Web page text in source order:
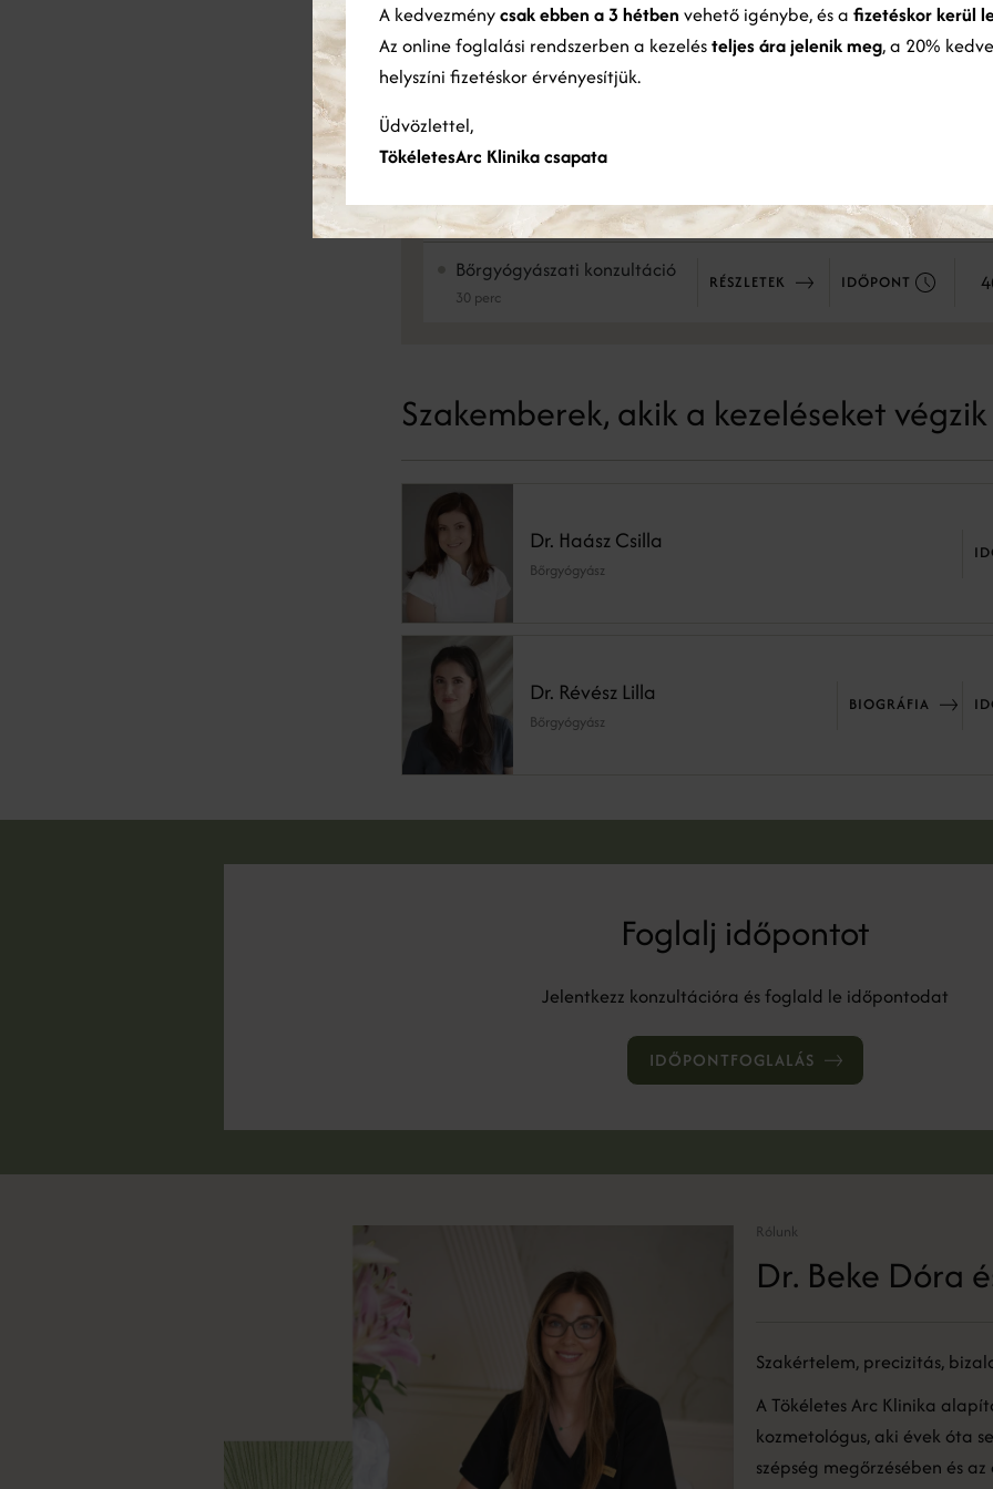
dokumentáció vagy kezelési előzmény, érdemes azokat elhozni.
Bőrgyógyászati vizsgálat kezelések
Bőrgyógyászati vizsgálat
Bőrgyógyászati konzultáció
30 perc
RÉSZLETEK IDŐPONT
Szakemberek, akik a kezeléseket végzik
Dr. Haász Csilla
Bőrgyógyász
Dr. Révész Lilla
Bőrgyógyász
BIOGRÁFIA
Foglalj időpontot
Jelentkezz konzultációra és foglald le időpontodat
IDŐPONTFOGLALÁS
Rólunk
Dr. Beke Dóra
Szakértelem, precizitás,
A Tökéletes Arc Klinika
kozmetológus, aki évek óta
szépség megőrzésében és
A kedvezménycsak ebben a 3 hétben vehető igénybe, és a fizetéskor kerül
Az online foglalási rendszerben a kezelésteljes ára jelenik meg, a 20%
helyszíni fizetéskor érvényesítjük.
Üdvözlettel,
TökéletesArc Klinika csapata
használatából gyűjtöttek össze.Bővebben
ÖSSZES ELUTASÍTÁSA